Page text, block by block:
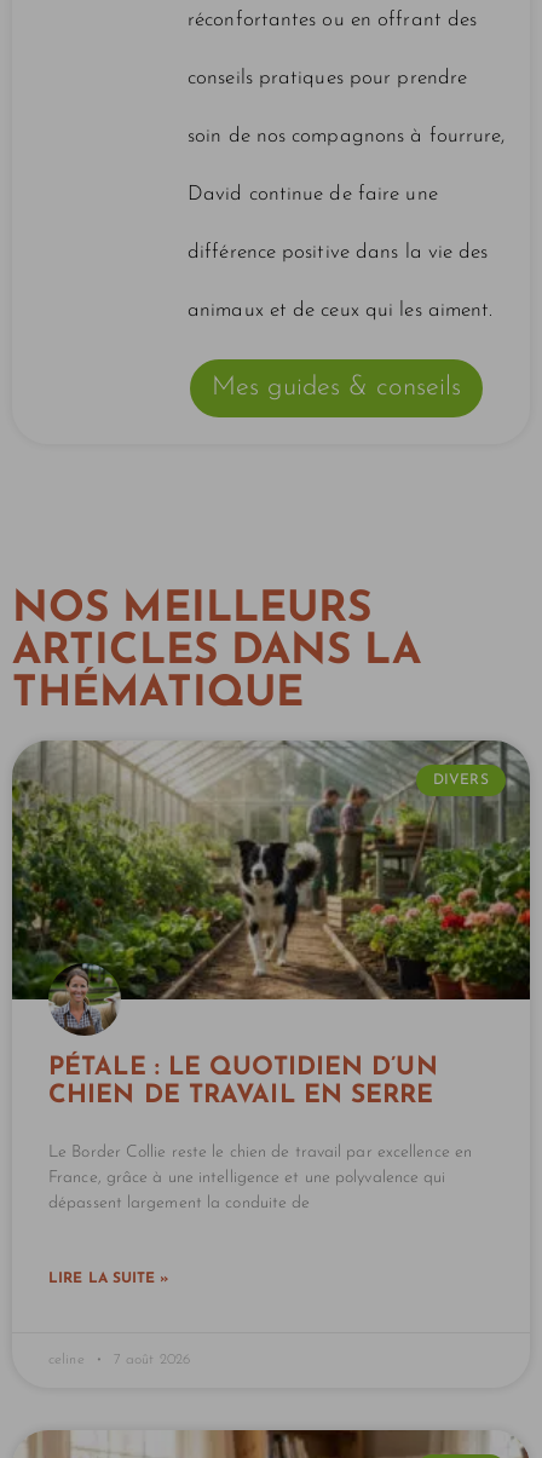
réconfortantes ou en offrant des
conseils pratiques pour prendre
soin de nos compagnons à fourrure,
David continue de faire une
différence positive dans la vie des
animaux et de ceux qui les aiment.
Mes guides & conseils
NOS MEILLEURS
ARTICLES DANS LA
THÉMATIQUE
DIVERS
PÉTALE : LE QUOTIDIEN D’UN
CHIEN DE TRAVAIL EN SERRE
Le Border Collie reste le chien de travail par excellence en
France, grâce à une intelligence et une polyvalence qui
dépassent largement la conduite de
LIRE LA SUITE »
celine 7 août 2026